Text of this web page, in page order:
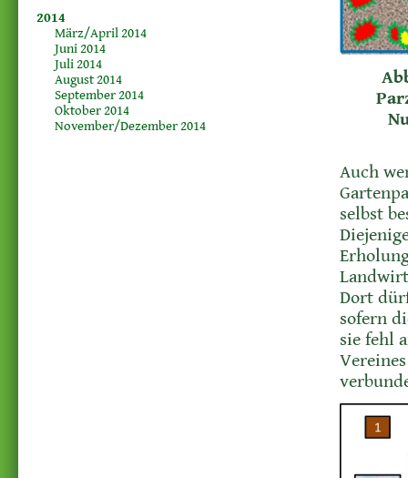
Auch
selbst
Dort
sofern
sie fehl
2014
März/April 2014
Juni 2014
Juli 2014
August 2014
September 2014
Oktober 2014
November/Dezember 2014